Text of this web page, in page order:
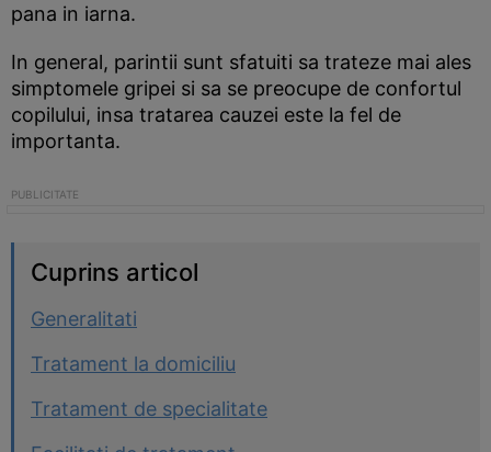
pana in iarna.
In general, parintii sunt sfatuiti sa trateze mai ales
simptomele gripei si sa se preocupe de confortul
copilului, insa tratarea cauzei este la fel de
importanta.
Cuprins articol
Generalitati
Tratament la domiciliu
Tratament de specialitate